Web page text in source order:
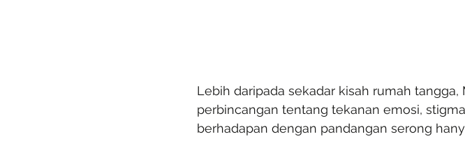
Lebih daripada sekadar kisah rumah
perbincangan tentang tekanan emosi,
berhadapan dengan pandangan serong